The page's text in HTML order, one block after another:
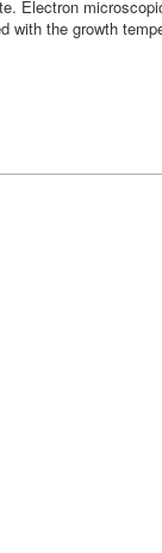
Electron
with the growth